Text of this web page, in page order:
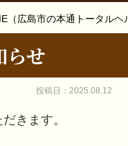
（広島市の本通トータルヘ
らせ
投稿日：2025.08.12
きます。